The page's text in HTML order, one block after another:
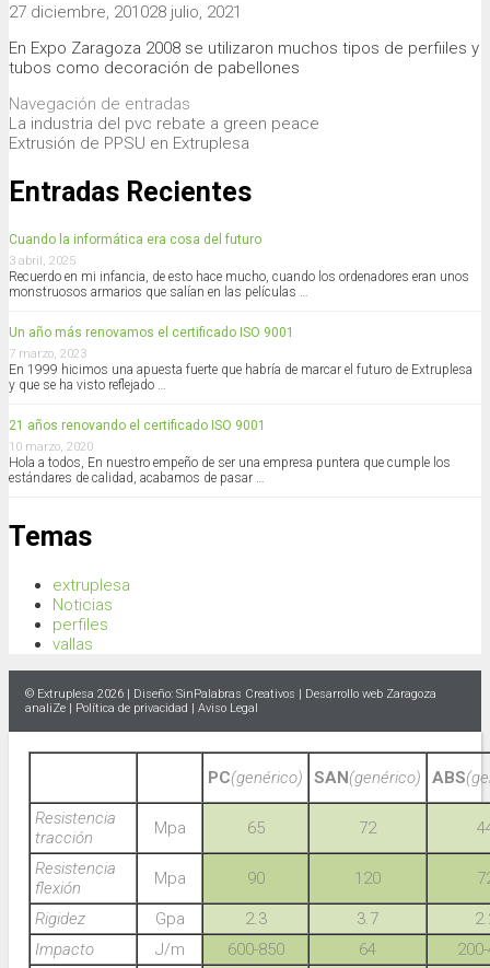
27 diciembre, 201028 julio, 2021
En Expo Zaragoza 2008 se utilizaron muchos tipos de perfiiles y
tubos como decoración de pabellones
Navegación de entradas
La industria del pvc rebate a green peace
Extrusión de PPSU en Extruplesa
Entradas Recientes
Cuando la informática era cosa del futuro
3 abril, 2025
Recuerdo en mi infancia, de esto hace mucho, cuando los ordenadores eran unos
monstruosos armarios que salían en las películas …
Un año más renovamos el certificado ISO 9001
7 marzo, 2023
En 1999 hicimos una apuesta fuerte que habría de marcar el futuro de Extruplesa
y que se ha visto reflejado …
21 años renovando el certificado ISO 9001
10 marzo, 2020
Hola a todos, En nuestro empeño de ser una empresa puntera que cumple los
estándares de calidad, acabamos de pasar …
Temas
extruplesa
Noticias
perfiles
vallas
© Extruplesa 2026 | Diseño: SinPalabras Creativos | Desarrollo web Zaragoza
analiZe | Política de privacidad | Aviso Legal
PC(genérico) SAN(genérico) ABS
Resistencia
tracción
Mpa 65 72
Resistencia
flexión
Mpa 90 120
Rigidez Gpa 2.3 3.7
Impacto
J/m 600-850 64